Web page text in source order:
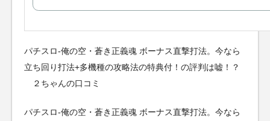
パチスロ-俺の空・蒼き正義魂 ボーナス直撃打法。今なら
立ち回り打法+多機種の攻略法の特典付！の評判は嘘！？
２ちゃんの口コミ
パチスロ-俺の空・蒼き正義魂 ボーナス直撃打法。今なら